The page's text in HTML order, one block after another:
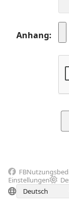
Anhang
FB
Einstellungen